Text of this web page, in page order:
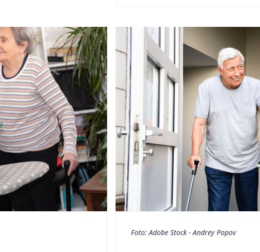
Foto: Adobe Stock - Andrey Popov